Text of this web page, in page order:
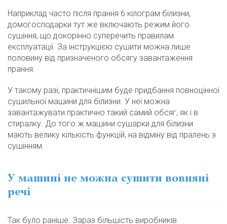
Наприклад часто після прання 6 кілограм білизни,
домогосподарки тут же включають режим його
сушіння, що докорінно суперечить правилам
експлуатації. За інструкцією сушити можна лише
половину від призначеного обсягу завантаження
прання.
У такому разі, практичнішим буде придбання повноцінної
сушильної машини для білизни. У неї можна
завантажувати практично такий самий обсяг, як і в
стиралку. До того ж машини сушарки для білизни
мають велику кількість функцій, на відміну від пралень з
сушінням.
У машині не можна сушити вовняні
речі
Так було раніше. Зараз більшість виробників